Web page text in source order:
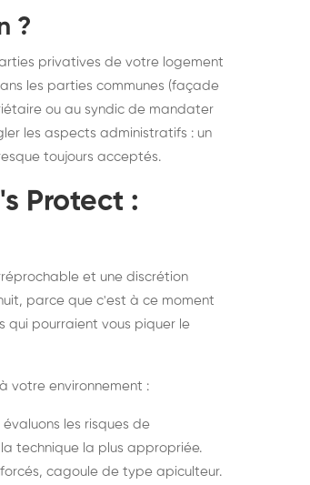
?
privatives de votre logement
les parties communes (façade
ou au syndic de mandater
les aspects administratifs : un
toujours acceptés.
Protect :
et une discrétion
parce que c'est à ce moment
qui pourraient vous piquer le
votre environnement :
les risques de
technique la plus appropriée.
cagoule de type apiculteur.